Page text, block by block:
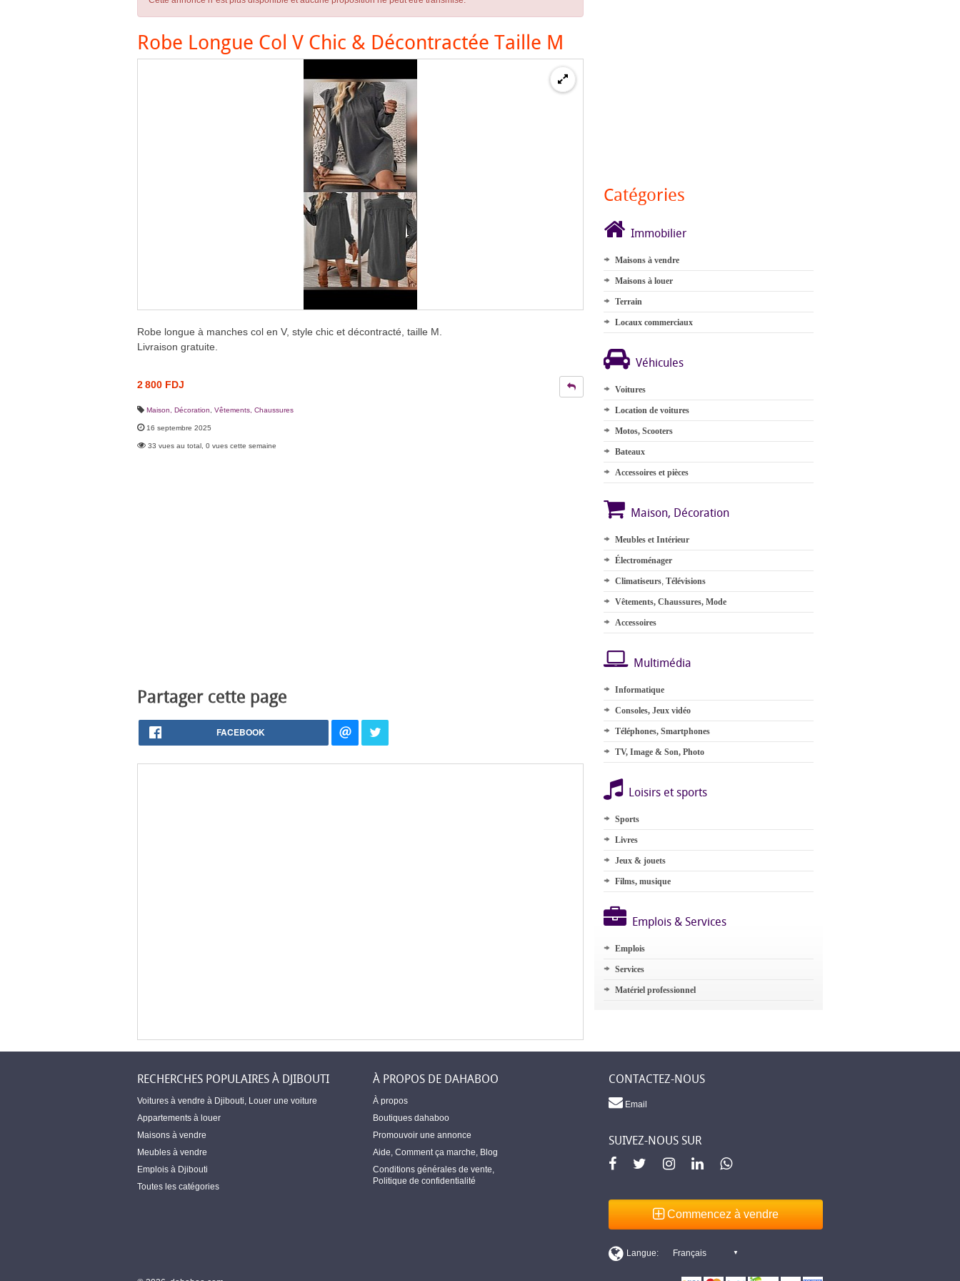
Robe Longue Col V Chic & Décontractée Taille M
Robe longue à manches col en V, style chic et décontracté, taille M.
Livraison gratuite.
2 800 FDJ
Maison, Décoration Vêtements, Chaussures
16 septembre 2025
33 vues au total, 0 vues cette semaine
Partager cette page
FACEBOOK
Catégories
Immobilier
Maisons à vendre
Maisons à louer
Terrain
Locaux commerciaux
Véhicules
Voitures
Location de voitures
Motos, Scooters
Bateaux
Accessoires et pièces
Maison, Décoration
Meubles et Intérieur
Électroménager
Climatiseurs, Télévisions
Vêtements, Chaussures, Mode
Accessoires
Multimédia
Informatique
Consoles, Jeux vidéo
Téléphones, Smartphones
TV, Image & Son, Photo
Loisirs et sports
Sports
Livres
Jeux & jouets
Films, musique
Emplois & Services
Emplois
Services
Matériel professionnel
RECHERCHES POPULAIRES À DJIBOUTI
Voitures à vendre à Djibouti Louer une voiture
Appartements à louer
Maisons à vendre
Meubles à vendre
Emplois à Djibouti
Toutes les catégories
À PROPOS DE DAHABOO
À propos
Boutiques dahaboo
Promouvoir une annonce
Aide Comment ça marche Blog
Conditions générales de vente
Politique de confidentialité
CONTACTEZ-NOUS
Email
SUIVEZ-NOUS SUR
Commencez à vendre